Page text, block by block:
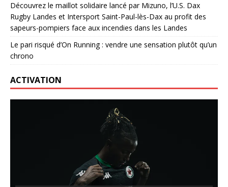
Découvrez le maillot solidaire lancé par Mizuno, l’U.S. Dax
Rugby Landes et Intersport Saint-Paul-lès-Dax au profit des
sapeurs-pompiers face aux incendies dans les Landes
Le pari risqué d’On Running : vendre une sensation plutôt qu’un
chrono
ACTIVATION